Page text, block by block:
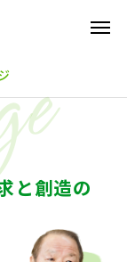
と創造の